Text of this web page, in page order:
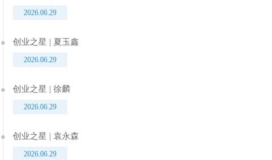
2026.06.29
创业之星 | 夏玉鑫
2026.06.29
创业之星 | 徐麟
2026.06.29
创业之星 | 袁永森
2026.06.29